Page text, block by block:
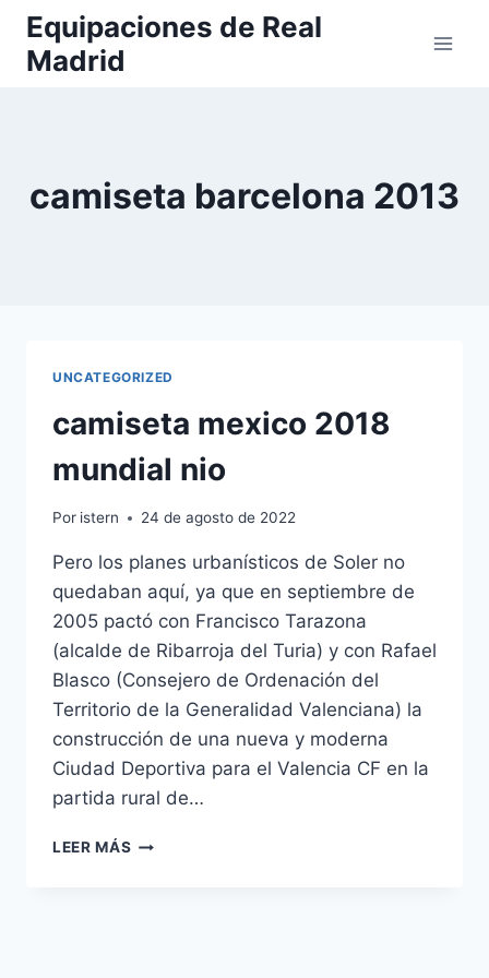
Saltar
contenido
Equipaciones de Real
Madrid
camiseta barcelona 2013
UNCATEGORIZED
camiseta mexico 2018
mundial nio
Por istern 24 de agosto de 2022
Pero los planes urbanísticos de Soler no
quedaban aquí, ya que en septiembre de
2005 pactó con Francisco Tarazona
(alcalde de Ribarroja del Turia) y con Rafael
Blasco (Consejero de Ordenación del
Territorio de la Generalidad Valenciana) la
construcción de una nueva y moderna
Ciudad Deportiva para el Valencia CF en la
partida rural de…
LEER MÁS CAMISETA